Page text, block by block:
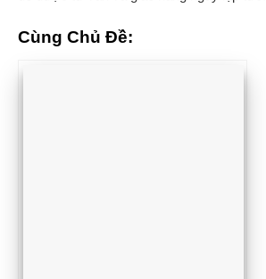
Cùng Chủ Đề: